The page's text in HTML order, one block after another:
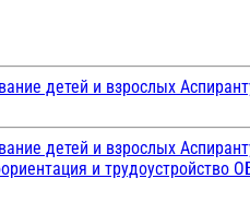
детей и взрослых
детей и взрослых
и трудоустройство